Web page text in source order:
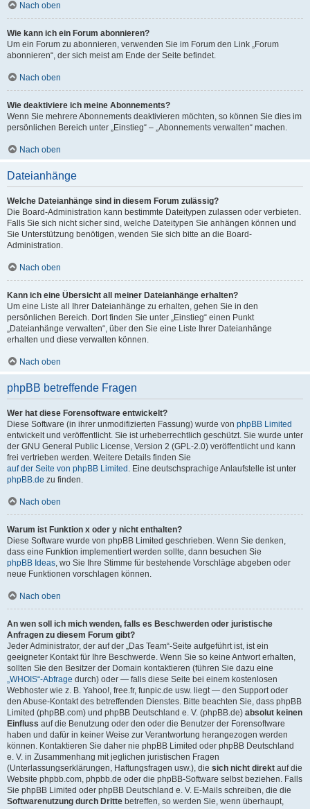
Nach oben
Wie kann ich ein Forum abonnieren?
Um ein Forum zu abonnieren, verwenden Sie im Forum den Link „Forum
abonnieren“, der sich meist am Ende der Seite befindet.
Nach oben
Wie deaktiviere ich meine Abonnements?
Wenn Sie mehrere Abonnements deaktivieren möchten, so können Sie dies im
persönlichen Bereich unter „Einstieg“ – „Abonnements verwalten“ machen.
Nach oben
Dateianhänge
Welche Dateianhänge sind in diesem Forum zulässig?
Die Board-Administration kann bestimmte Dateitypen zulassen oder verbieten.
Falls Sie sich nicht sicher sind, welche Dateitypen Sie anhängen können und
Sie Unterstützung benötigen, wenden Sie sich bitte an die Board-
Administration.
Nach oben
Kann ich eine Übersicht all meiner Dateianhänge erhalten?
Um eine Liste all Ihrer Dateianhänge zu erhalten, gehen Sie in den
persönlichen Bereich. Dort finden Sie unter „Einstieg“ einen Punkt
„Dateianhänge verwalten“, über den Sie eine Liste Ihrer Dateianhänge
erhalten und diese verwalten können.
Nach oben
phpBB betreffende Fragen
Wer hat diese Forensoftware entwickelt?
Diese Software (in ihrer unmodifizierten Fassung) wurde von phpBB Limited
entwickelt und veröffentlicht. Sie ist urheberrechtlich geschützt. Sie wurde unter
der GNU General Public License, Version 2 (GPL-2.0) veröffentlicht und kann
frei vertrieben werden. Weitere Details finden Sie
auf der Seite von phpBB Limited . Eine deutschsprachige Anlaufstelle ist unter
phpBB.de zu finden.
Nach oben
Warum ist Funktion x oder y nicht enthalten?
Diese Software wurde von phpBB Limited geschrieben. Wenn Sie denken,
dass eine Funktion implementiert werden sollte, dann besuchen Sie
phpBB Ideas, wo Sie Ihre Stimme für bestehende Vorschläge abgeben oder
neue Funktionen vorschlagen können.
Nach oben
An wen soll ich mich wenden, falls es Beschwerden oder juristische
Anfragen zu diesem Forum gibt?
Jeder Administrator, der auf der „Das Team“-Seite aufgeführt ist, ist ein
geeigneter Kontakt für Ihre Beschwerde. Wenn Sie so keine Antwort erhalten,
sollten Sie den Besitzer der Domain kontaktieren (führen Sie dazu eine
„WHOIS“-Abfrage durch) oder — falls diese Seite bei einem kostenlosen
Webhoster wie z. B. Yahoo!, free.fr, funpic.de usw. liegt — den Support oder
den Abuse-Kontakt des betreffenden Dienstes. Bitte beachten Sie, dass phpBB
Limited (phpBB.com) und phpBB Deutschland e. V. (phpBB.de) absolut keinen
Einfluss auf die Benutzung oder den oder die Benutzer der Forensoftware
haben und dafür in keiner Weise zur Verantwortung herangezogen werden
können. Kontaktieren Sie daher nie phpBB Limited oder phpBB Deutschland
e. V. in Zusammenhang mit jeglichen juristischen Fragen
(Unterlassungserklärungen, Haftungsfragen usw.), die sich nicht direkt auf die
Website phpbb.com, phpbb.de oder die phpBB-Software selbst beziehen. Falls
Sie phpBB Limited oder phpBB Deutschland e. V. E-Mails schreiben, die die
Softwarenutzung durch Dritte betreffen, so werden Sie, wenn überhaupt,